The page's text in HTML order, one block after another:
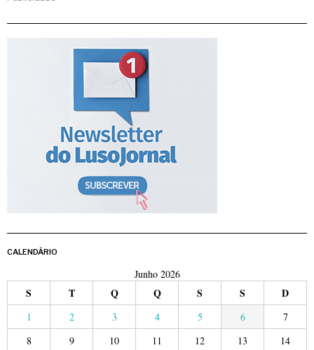
CALENDÁRIO
Junho 2026
S T Q Q S S D
1 2 3 4 5 6
7
8
9 10 11 12 13 14